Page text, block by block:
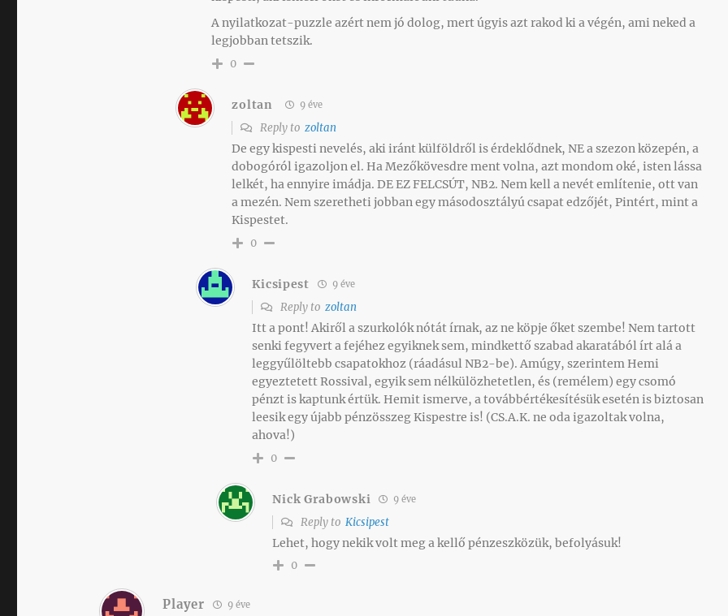
A nyilatkozat-puzzle azért nem jó dolog, mert úgyis azt rakod ki a végén, ami neked a
legjobban tetszik.
0
zoltan 9 éve
Reply tozoltan
De egy kispesti nevelés, aki iránt külföldről is érdeklődnek, NE a szezon közepén, a
dobogóról igazoljon el. Ha Mezőkövesdre ment volna, azt mondom oké, isten lássa
lelkét, ha ennyire imádja. DE EZ FELCSÚT, NB2. Nem kell a nevét említenie, ott van
a mezén. Nem szeretheti jobban egy másodosztályú csapat edzőjét, Pintért, mint a
Kispestet.
0
Kicsipest 9 éve
Reply tozoltan
Itt a pont! Akiről a szurkolók nótát írnak, az ne köpje őket szembe! Nem tartott
senki fegyvert a fejéhez egyiknek sem, mindkettő szabad akaratából írt alá a
leggyűlöltebb csapatokhoz (ráadásul NB2-be). Amúgy, szerintem Hemi
egyeztetett Rossival, egyik sem nélkülözhetetlen, és (remélem) egy csomó
pénzt is kaptunk értük. Hemit ismerve, a továbbértékesítésük esetén is biztosan
leesik egy újabb pénzösszeg Kispestre is! (CS.A.K. ne oda igazoltak volna,
ahova!)
0
Nick Grabowski 9 éve
Reply toKicsipest
Lehet, hogy nekik volt meg a kellő pénzeszközük, befolyásuk!
0
Player 9 éve